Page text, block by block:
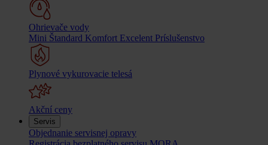
Ohrievače vody
Mini Štandard Komfort Excelent Príslušenstvo
Plynové vykurovacie telesá
Akční ceny
Servis
Objednanie servisnej opravy